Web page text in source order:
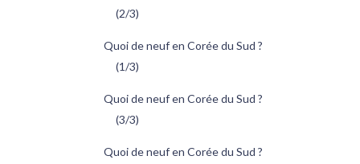
(2/3)
Quoi de neuf en Corée du Sud ?
(1/3)
Quoi de neuf en Corée du Sud ?
(3/3)
Quoi de neuf en Corée du Sud ?